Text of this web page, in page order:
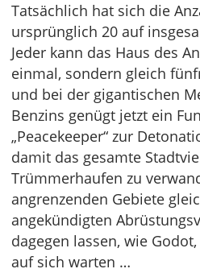
Tatsächlich hat sich die
ursprünglich 20 auf
Jeder kann das Haus des
einmal, sondern gleich
und bei der gigantischen
Benzins genügt jetzt ein
„Peacekeeper“ zur
damit das gesamte
Trümmerhaufen zu
angrenzenden Gebiete
angekündigten
dagegen lassen, wie
auf sich warten …